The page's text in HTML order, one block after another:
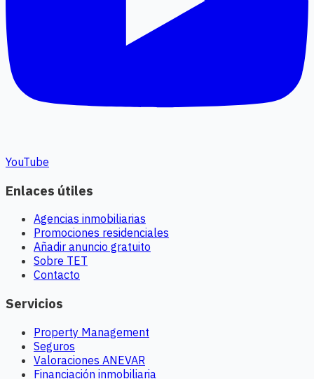
YouTube
Enlaces útiles
Agencias inmobiliarias
Promociones residenciales
Añadir anuncio gratuito
Sobre TET
Contacto
Servicios
Property Management
Seguros
Valoraciones ANEVAR
Financiación inmobiliaria